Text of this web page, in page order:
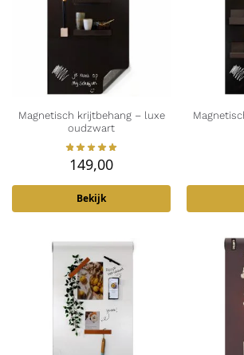
Magnetisch krijtbehang – luxe
oudzwart
149,00
Bekijk